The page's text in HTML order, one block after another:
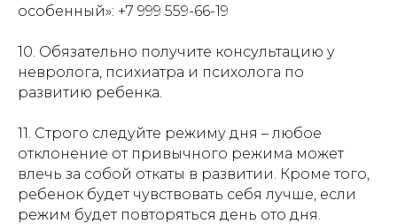
особенный»: +7 999 559-66-19
10. Обязательно получите консультацию у
невролога, психиатра и психолога по
развитию ребенка.
11. Строго следуйте режиму дня – любое
отклонение от привычного режима может
влечь за собой откаты в развитии. Кроме того,
ребенок будет чувствовать себя лучше, если
режим будет повторяться день ото дня.